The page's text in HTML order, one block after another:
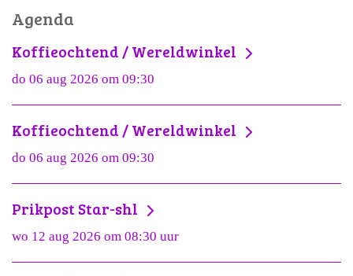
Agenda
Koffieochtend / Wereldwinkel
do 06 aug 2026 om 09:30
Koffieochtend / Wereldwinkel
do 06 aug 2026 om 09:30
Prikpost Star-shl
wo 12 aug 2026 om 08:30 uur